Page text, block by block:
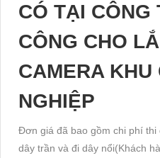
CÓ TẠI CÔNG
CÔNG CHO
CAMERA KHU
NGHIỆP
Đơn giá đã bao gồm chi phí thi
dây trần và đi dây nổi(Khách